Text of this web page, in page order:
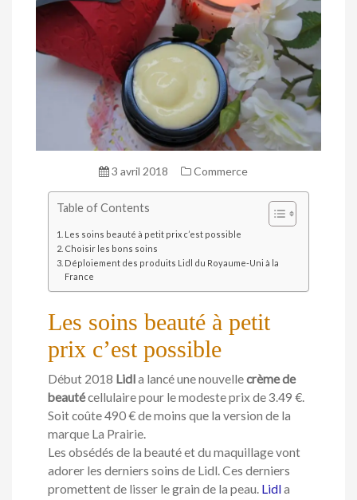
3 avril 2018 Commerce
Table of Contents
Les soins beauté à petit prix c’est possible
Choisir les bons soins
Déploiement des produits Lidl du Royaume-Uni à la
France
Les soins beauté à petit
prix c’est possible
Début 2018 Lidla lancé une nouvellecrème de
beautécellulaire pour le modeste prix de 3.49 €.
Soit coûte 490 € de moins que la version de la
marque La Prairie.
Les obsédés de la beauté et du maquillage vont
adorer les derniers soins de Lidl. Ces derniers
promettent de lisser le grain de la peau. Lidla